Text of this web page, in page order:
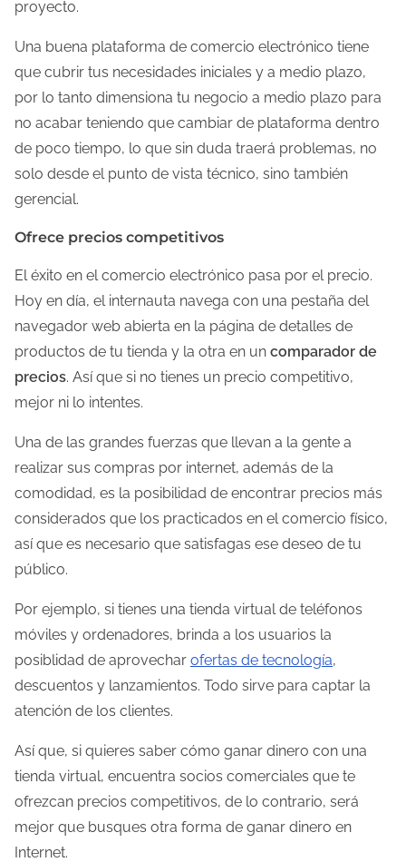
proyecto.
Una buena plataforma de comercio electrónico tiene
que cubrir tus necesidades iniciales y a medio plazo,
por lo tanto dimensiona tu negocio a medio plazo para
no acabar teniendo que cambiar de plataforma dentro
de poco tiempo, lo que sin duda traerá problemas, no
solo desde el punto de vista técnico, sino también
gerencial.
Ofrece precios competitivos
El éxito en el comercio electrónico pasa por el precio.
Hoy en día, el internauta navega con una pestaña del
navegador web abierta en la página de detalles de
productos de tu tienda y la otra en un comparador de
precios. Así que si no tienes un precio competitivo,
mejor ni lo intentes.
Una de las grandes fuerzas que llevan a la gente a
realizar sus compras por internet, además de la
comodidad, es la posibilidad de encontrar precios más
considerados que los practicados en el comercio físico,
así que es necesario que satisfagas ese deseo de tu
público.
Por ejemplo, si tienes una tienda virtual de teléfonos
móviles y ordenadores, brinda a los usuarios la
posiblidad de aprovechar ofertas de tecnología,
descuentos y lanzamientos. Todo sirve para captar la
atención de los clientes.
Así que, si quieres saber cómo ganar dinero con una
tienda virtual, encuentra socios comerciales que te
ofrezcan precios competitivos, de lo contrario, será
mejor que busques otra forma de ganar dinero en
Internet.